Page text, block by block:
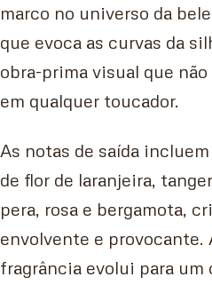
marco no universo da
que evoca as curvas da
obra-prima visual que
em qualquer toucador.
As notas de saída
de flor de laranjeira,
pera, rosa e bergamota,
envolvente e provocante.
fragrância evolui para um